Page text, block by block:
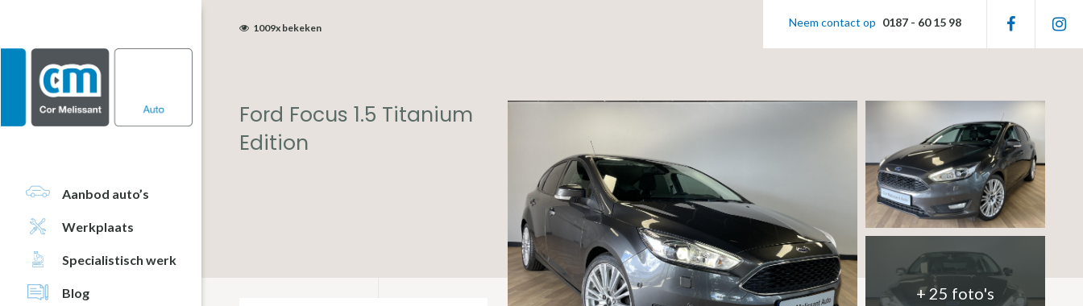
de
de
sidebar
de
voettekst
Aanbod auto’s
Werkplaats
Specialistisch werk
Blog
Neem contact op 0187 - 60 15 98
1009x bekeken
+ 25 foto's
Ford Focus 1.5 Titanium
Edition